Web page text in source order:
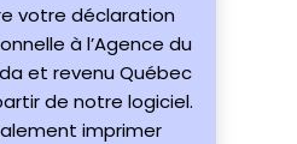
votre déclaration
à l’Agence du
et revenu Québec
de notre logiciel.
imprimer